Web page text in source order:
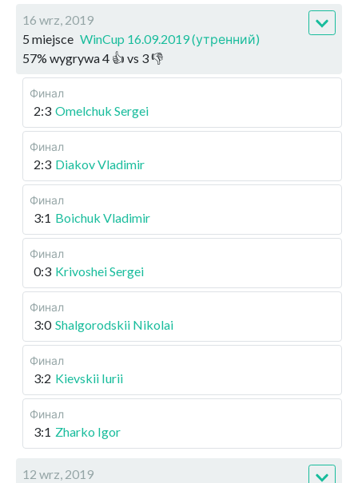
16 wrz, 2019
5 miejsce WinCup 16.09.2019 (утренний)
57% wygrywa4 👍 vs 3👎
Финал
2:3 Omelchuk Sergei
Финал
2:3 Diakov Vladimir
Финал
3:1 Boichuk Vladimir
Финал
0:3 Krivoshei Sergei
Финал
3:0 Shalgorodskii Nikolai
Финал
3:2 Kievskii Iurii
Финал
3:1 Zharko Igor
12 wrz, 2019